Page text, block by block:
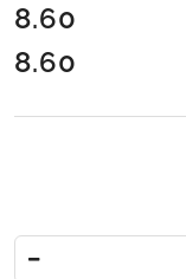
cena:
8.60
Cena:
8.60